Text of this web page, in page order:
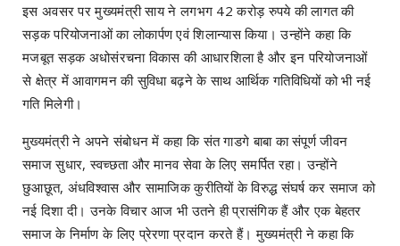
इस अवसर पर मुख्यमंत्री साय ने लगभग 42 करोड़ रुपये की लागत की
सड़क परियोजनाओं का लोकार्पण एवं शिलान्यास किया। उन्होंने कहा कि
मजबूत सड़क अधोसंरचना विकास की आधारशिला है और इन परियोजनाओं
से क्षेत्र में आवागमन की सुविधा बढ़ने के साथ आर्थिक गतिविधियों को भी नई
गति मिलेगी।
मुख्यमंत्री ने अपने संबोधन में कहा कि संत गाडगे बाबा का संपूर्ण जीवन
समाज सुधार, स्वच्छता और मानव सेवा के लिए समर्पित रहा। उन्होंने
छुआछूत, अंधविश्वास और सामाजिक कुरीतियों के विरुद्ध संघर्ष कर समाज को
नई दिशा दी। उनके विचार आज भी उतने ही प्रासंगिक हैं और एक बेहतर
समाज के निर्माण के लिए प्रेरणा प्रदान करते हैं। मुख्यमंत्री ने कहा कि